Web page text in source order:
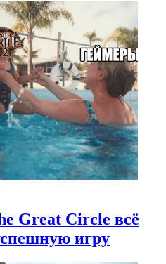
Great Circle всё
игру